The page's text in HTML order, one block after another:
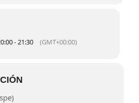
- 21:30 (GMT+00:00)